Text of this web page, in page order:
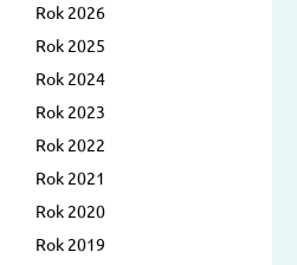
Rok 2026
Rok 2025
Rok 2024
Rok 2023
Rok 2022
Rok 2021
Rok 2020
Rok 2019